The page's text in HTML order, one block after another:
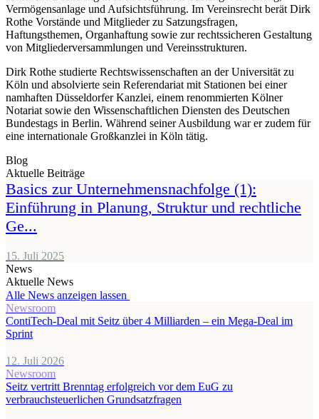
Vermögensanlage und Aufsichtsführung. Im Vereinsrecht berät Dirk
Rothe Vorstände und Mitglieder zu Satzungsfragen,
Haftungsthemen, Organhaftung sowie zur rechtssicheren Gestaltung
von Mitgliederversammlungen und Vereinsstrukturen.
Dirk Rothe studierte Rechtswissenschaften an der Universität zu
Köln und absolvierte sein Referendariat mit Stationen bei einer
namhaften Düsseldorfer Kanzlei, einem renommierten Kölner
Notariat sowie den Wissenschaftlichen Diensten des Deutschen
Bundestags in Berlin. Während seiner Ausbildung war er zudem für
eine internationale Großkanzlei in Köln tätig.
Blog
Aktuelle Beiträge
Basics zur Unternehmensnachfolge (1):
Einführung in Planung, Struktur und rechtliche
Ge...
15. Juli 2025
News
Aktuelle News
Alle News anzeigen lassen
Newsroom
ContiTech-Deal mit Seitz über 4 Milliarden – ein Mega-Deal im
Sprint
12. Juli 2026
Newsroom
Seitz vertritt Brenntag erfolgreich vor dem EuG zu
verbrauchsteuerlichen Grundsatzfragen